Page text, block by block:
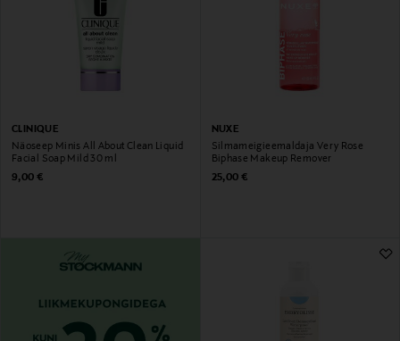
CLINIQUE
Näoseep Minis All About Clean Liquid
Facial Soap Mild 30 ml
Original Price
9,00 €
NUXE
Silmameigieemaldaja Very Rose
Biphase Makeup Remover
Original Price
25,00 €